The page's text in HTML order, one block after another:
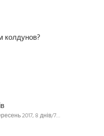
колдунов?
2017, 8 днів/7…